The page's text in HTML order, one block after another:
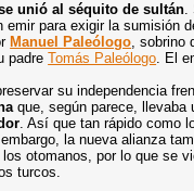
unió al séquito de sultán.
para exigir la sumisión
Manuel Paleólogo, sobrino
padreTomás Paleólogo. El
su independencia
que, según parece, llevaba
. Así que tan rápido como
la nueva alianza
otomanos, por lo que se
turcos.